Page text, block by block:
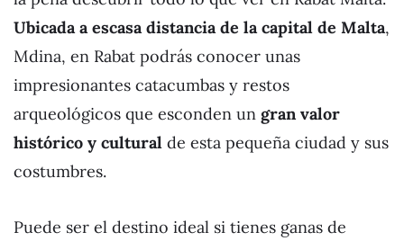
Ubicada a escasa distancia de la capital de Malta,
Mdina, en Rabat podrás conocer unas
impresionantes catacumbas y restos
arqueológicos que esconden un gran valor
histórico y cultural de esta pequeña ciudad y sus
costumbres.
Puede ser el destino ideal si tienes ganas de